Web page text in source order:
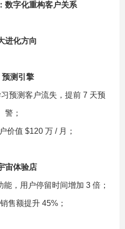
数字化重构客户关系
进化方向
预测引擎
预测客户流失，提前 7 天预
警；
价值 $120 万 / 月；
宙体验店
，用户停留时间增加 3 倍；
售额提升 45%；